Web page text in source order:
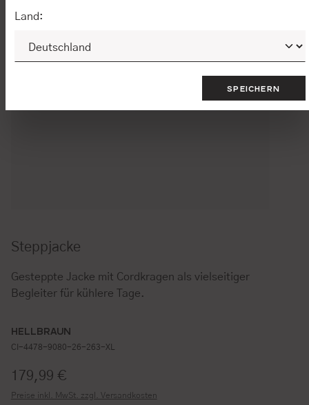
Steppjacke
Gesteppte Jacke mit Cordkragen als vielseitiger
Begleiter für kühlere Tage.
HELLBRAUN
CI-4478-9080-26-263-XL
Regulärer Preis:
179,99 €
Preise inkl. MwSt. zzgl. Versandkosten
Land:
SPEICHERN